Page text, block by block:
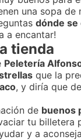
una sopa
dónde se
a encantar!
tienda
Peletería
que la
, y diría que de
de buenos
tu
y a